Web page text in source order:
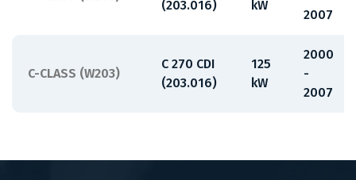
(203.016)
kW
2007
C-CLASS (W203)
C 270 CDI
(203.016)
125
kW
2000
-
2007